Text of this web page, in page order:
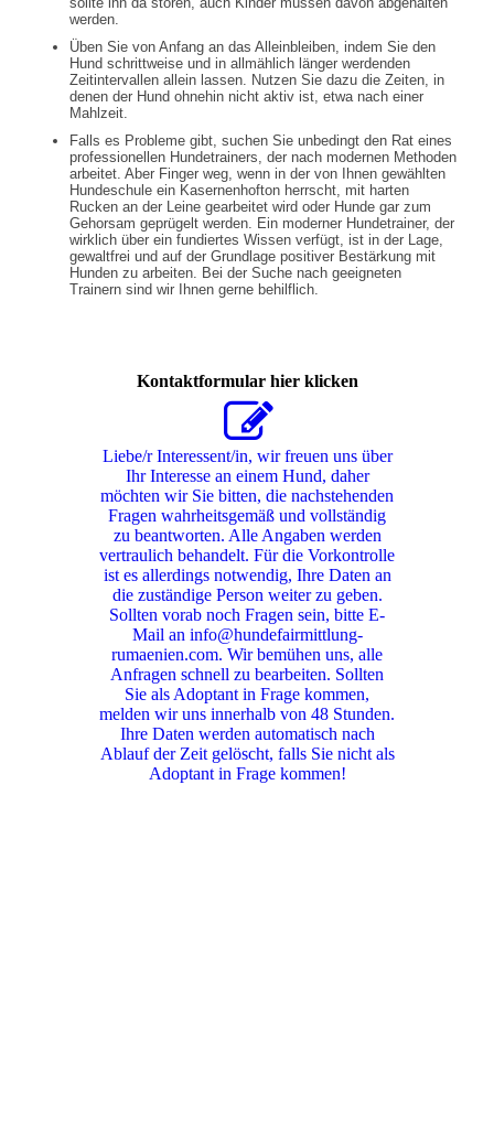
werden.
Üben Sie von Anfang an das Alleinbleiben, indem Sie den
Hund schrittweise und in allmählich länger werdenden
Zeitintervallen allein lassen. Nutzen Sie dazu die Zeiten, in
denen der Hund ohnehin nicht aktiv ist, etwa nach einer
Mahlzeit.
Falls es Probleme gibt, suchen Sie unbedingt den Rat eines
professionellen Hundetrainers, der nach modernen Methoden
arbeitet. Aber Finger weg, wenn in der von Ihnen gewählten
Hundeschule ein Kasernenhofton herrscht, mit harten
Rucken an der Leine gearbeitet wird oder Hunde gar zum
Gehorsam geprügelt werden. Ein moderner Hundetrainer, der
wirklich über ein fundiertes Wissen verfügt, ist in der Lage,
gewaltfrei und auf der Grundlage positiver Bestärkung mit
Hunden zu arbeiten. Bei der Suche nach geeigneten
Trainern sind wir Ihnen gerne behilflich.
Kontaktformular hier klicken
Liebe/r Interessent/in, wir freuen uns über
Ihr Interesse an einem Hund, daher
möchten wir Sie bitten, die nachstehenden
Fragen wahrheitsgemäß und vollständig
zu beantworten. Alle Angaben werden
vertraulich behandelt. Für die Vorkontrolle
ist es allerdings notwendig, Ihre Daten an
die zuständige Person weiter zu geben.
Sollten vorab noch Fragen sein, bitte E-
Mail an info@hundefairmittlung-
rumaenien.com. Wir bemühen uns, alle
Anfragen schnell zu bearbeiten. Sollten
Sie als Adoptant in Frage kommen,
melden wir uns innerhalb von 48 Stunden.
Ihre Daten werden automatisch nach
Ablauf der Zeit gelöscht, falls Sie nicht als
Adoptant in Frage kommen!